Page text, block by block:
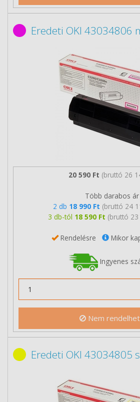
Eredeti OKI 43034806
20 590 Ft (bruttó 26
Több darabos ár
2 db 18 990 Ft (bruttó 24
3 db-tól 18 590 Ft (bruttó
Rendelésre Mikor
Ingyenes
Nem
Eredeti OKI 43034805